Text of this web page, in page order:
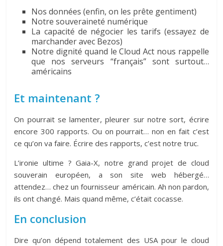
Nos données (enfin, on les prête gentiment)
Notre souveraineté numérique
La capacité de négocier les tarifs (essayez de
marchander avec Bezos)
Notre dignité quand le Cloud Act nous rappelle
que nos serveurs “français” sont surtout…
américains
Et maintenant ?
On pourrait se lamenter, pleurer sur notre sort, écrire
encore 300 rapports. Ou on pourrait… non en fait c’est
ce qu’on va faire. Écrire des rapports, c’est notre truc.
L’ironie ultime ? Gaia-X, notre grand projet de cloud
souverain européen, a son site web hébergé…
attendez… chez un fournisseur américain. Ah non pardon,
ils ont changé. Mais quand même, c’était cocasse.
En conclusion
Dire qu’on dépend totalement des USA pour le cloud